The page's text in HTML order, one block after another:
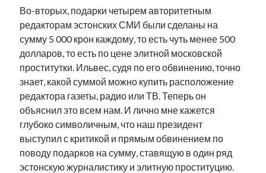
Во-вторых, подарки четырем авторитетным
редакторам эстонских СМИ были сделаны на
сумму 5 000 крон каждому, то есть чуть менее 500
долларов, то есть по цене элитной московской
проститутки. Ильвес, судя по его обвинению, точно
знает, какой суммой можно купить расположение
редактора газеты, радио или ТВ. Теперь он
объяснил это всем нам. И лично мне кажется
глубоко символичным, что наш президент
выступил с критикой и прямым обвинением по
поводу подарков на сумму, ставящую в один ряд
эстонскую журналистику и элитную проституцию.